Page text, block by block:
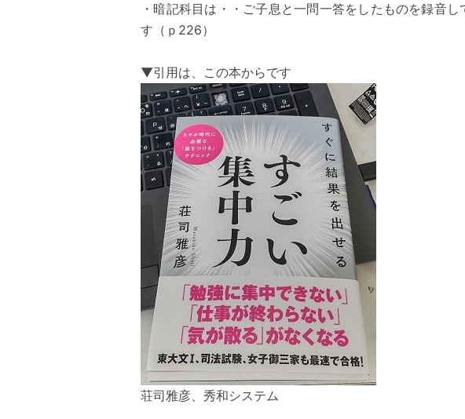
・暗記科目は・・ご子息と一問一答をしたものを録音
す（ｐ226）
▼引用は、この本からです
荘司雅彦、秀和システム